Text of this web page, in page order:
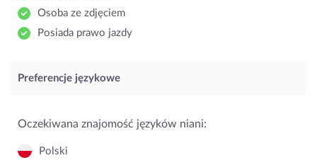
Osoba ze zdjęciem
Posiada prawo jazdy
Preferencje językowe
Oczekiwana znajomość języków niani:
Polski